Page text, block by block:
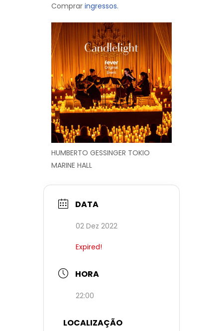
Comprar ingressos.
HUMBERTO GESSINGER TOKIO
MARINE HALL
DATA
02 Dez 2022
Expired!
HORA
22:00
LOCALIZAÇÃO